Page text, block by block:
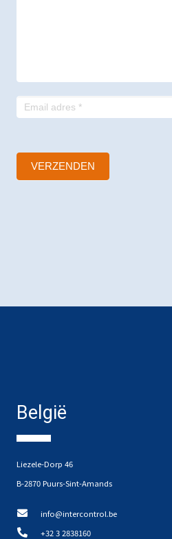
VERZENDEN
België
Liezele-Dorp 46
B-2870 Puurs-Sint-Amands
info@intercontrol.be
+32 3 2838160